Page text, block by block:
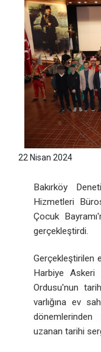
22 Nisan 2024
Bakırköy
Hizmetleri
Çocuk
gerçekleştirdi.
Gerçekleştirilen
Harbiye
Ordusu'nun
varlığına ev
uzanan tarihi